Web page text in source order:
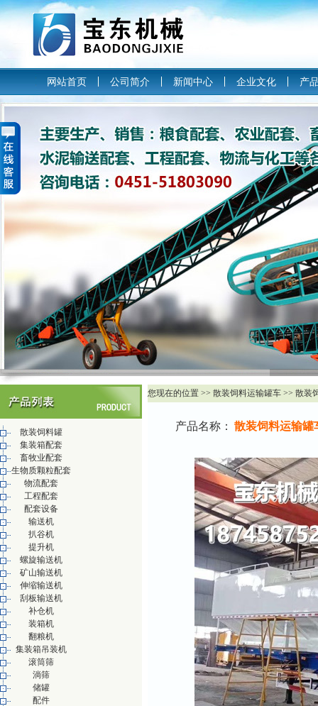
网站首页 公司简介 新闻中心 企业文化 产
散装饲料罐
集装箱配套
畜牧业配套
生物质颗粒配套
物流配套
工程配套
配套设备
输送机
扒谷机
提升机
螺旋输送机
矿山输送机
伸缩输送机
刮板输送机
补仓机
装箱机
翻粮机
集装箱吊装机
滚筒筛
淌筛
储罐
配件
您现在的位置 >> 散装饲料运输罐车 >> 散装
产品名称： 散装饲料运输罐